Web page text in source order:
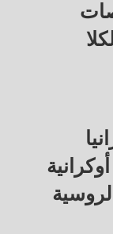
متوسط أسعار 2025 لكلا